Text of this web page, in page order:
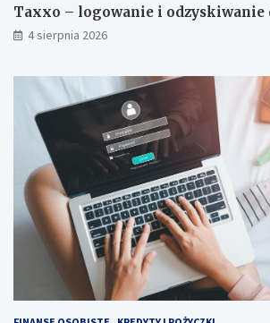
Taxxo – logowanie i odzyskiwanie
4 sierpnia 2026